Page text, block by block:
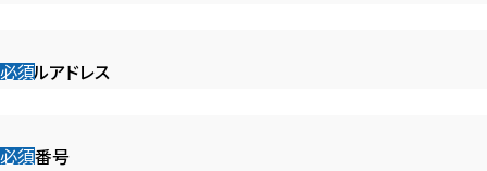
メールアドレス
電話番号